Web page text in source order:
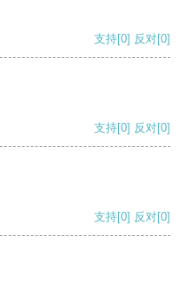
支持[0] 反对[0]
支持[0] 反对[0]
支持[0] 反对[0]